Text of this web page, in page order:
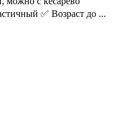
✅ Возраст до ...